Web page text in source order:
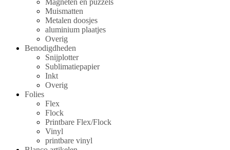
Magneten en puzzels
Muismatten
Metalen doosjes
aluminium plaatjes
Overig
Benodigdheden
Snijplotter
Sublimatiepapier
Inkt
Overig
Folies
Flex
Flock
Printbare Flex/Flock
Vinyl
printbare vinyl